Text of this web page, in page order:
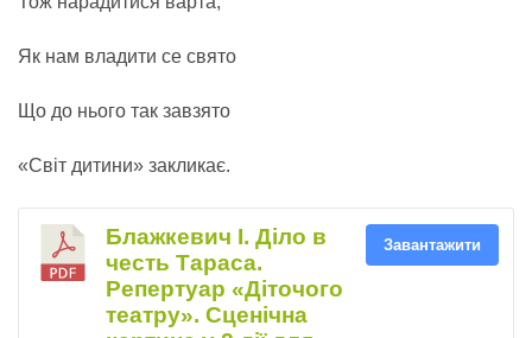
Як нам владити се свято
Що до нього так завзято
«Світ дитини» закликає.
Блажкевич І. Діло в
честь Тараса.
Репертуар «Діточого
театру». Сценічна
Завантажити